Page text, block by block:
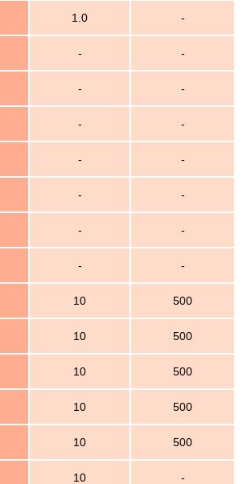
1.0 -
- -
- -
- -
- -
- -
- -
- -
10 500
10 500
10 500
10 500
10 500
10 -